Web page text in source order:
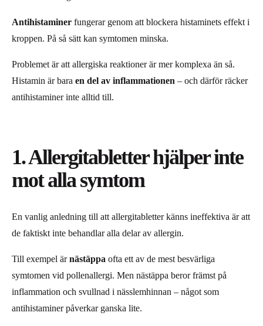
Antihistaminer fungerar genom att blockera histaminets effekt i
kroppen. På så sätt kan symtomen minska.
Problemet är att allergiska reaktioner är mer komplexa än så.
Histamin är bara en del av inflammationen – och därför räcker
antihistaminer inte alltid till.
1. Allergitabletter hjälper inte
mot alla symtom
En vanlig anledning till att allergitabletter känns ineffektiva är att
de faktiskt inte behandlar alla delar av allergin.
Till exempel ärnästäppa ofta ett av de mest besvärliga
symtomen vid pollenallergi. Men nästäppa beror främst på
inflammation och svullnad i nässlemhinnan – något som
antihistaminer påverkar ganska lite.